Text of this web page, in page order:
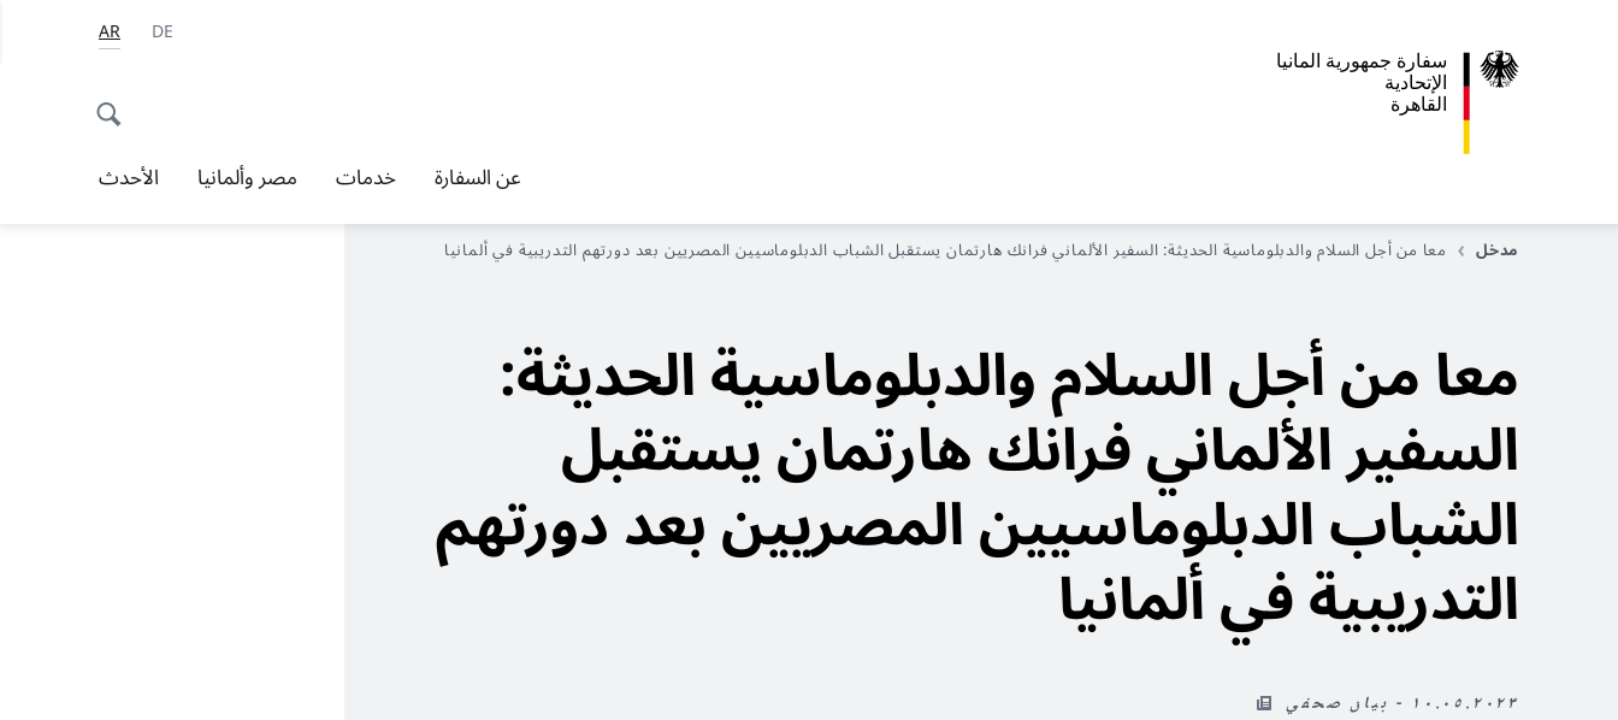
سفارة جمهورية المانيا
اﻹتحادية
القاهرة
DE
AR
عن السفارة خدمات مصر وألمانيا الأحدث
مدخل معا من أجل السلام والدبلوماسية الحديثة: السفير الألماني فرانك هارتمان يستقبل الشباب الدبلوماسيين المصريين بعد دورتهم التدريبية في ألمانيا
معا من أجل السلام والدبلوماسية الحديثة:
السفير الألماني فرانك هارتمان يستقبل
الشباب الدبلوماسيين المصريين بعد دورتهم
التدريبية في ألمانيا
١٠.٠٥.٢٠٢٣ - بيان صحفي